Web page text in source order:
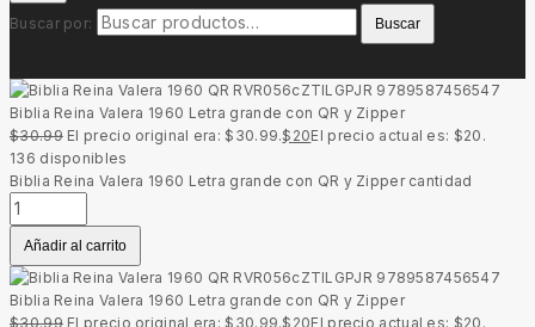
Buscar por: Buscar
Biblia Reina Valera 1960 Letra grande con QR y Zipper
$30.99 El precio original era: $30.99.$ 20El precio actual es: $20.
136 disponibles
Biblia Reina Valera 1960 Letra grande con QR y Zipper cantidad
Añadir al carrito
Biblia Reina Valera 1960 Letra grande con QR y Zipper
$30.99 El precio original era: $30.99.$ 20El precio actual es: $20.